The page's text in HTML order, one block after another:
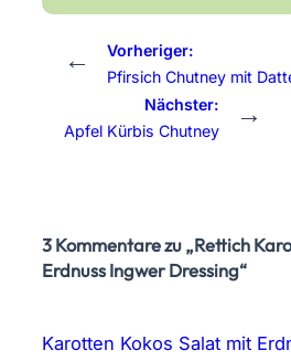
←
Vorheriger:
Pfirsich Chutney mit
Nächster:
Apfel Kürbis Chutney
→
3 Kommentare zu „Rettich
Erdnuss Ingwer Dressing“
Karotten Kokos Salat mit